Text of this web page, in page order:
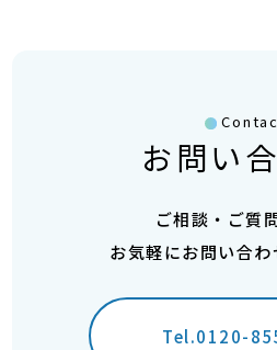
お問い
ご相談・ご質
お気軽にお問い合わ
Tel.0120-